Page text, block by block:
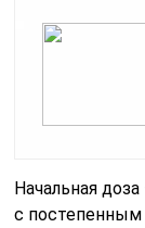
Начальная
с